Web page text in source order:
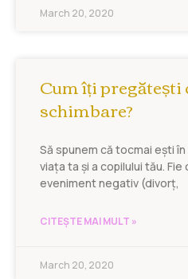
March 20, 2020
Cum îți
schimbare?
Să spunem că tocmai ești
viața ta și a copilului tău.
eveniment negativ (divorț,
CITEȘTE MAI MULT »
March 20, 2020